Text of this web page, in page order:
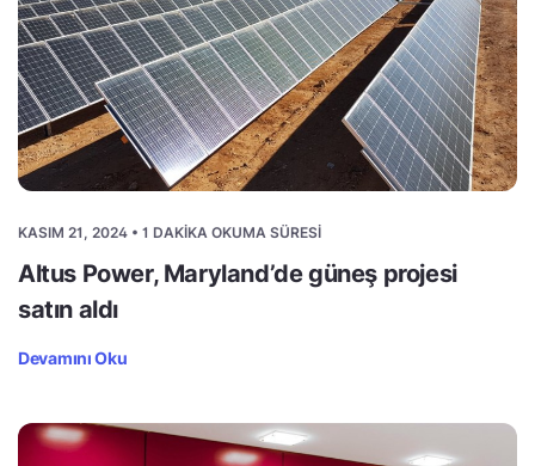
KASIM 21, 2024 • 1 DAKIKA OKUMA SÜRESI
Altus Power, Maryland’de güneş projesi
satın aldı
Devamını Oku